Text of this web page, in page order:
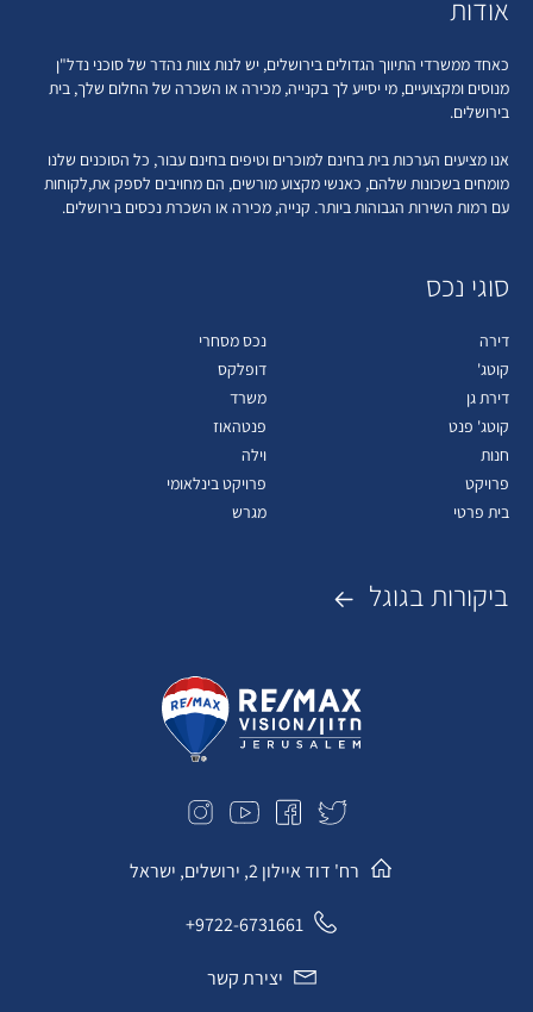
אודות
כאחד ממשרדי התיווך הגדולים בירושלים, יש לנות צוות נהדר של סוכני נדל"ן
מנוסים ומקצועיים, מי יסייע לך בקנייה, מכירה או השכרה של החלום שלך, בית
בירושלים.
אנו מציעים הערכות בית בחינם למוכרים וטיפים בחינם עבור, כל הסוכנים שלנו
מומחים בשכונות שלהם, כאנשי מקצוע מורשים, הם מחויבים לספק את,לקוחות
עם רמות השירות הגבוהות ביותר. קנייה, מכירה או השכרת נכסים בירושלים.
סוגי נכס
דירה
נכס מסחרי
קוטג'
דופלקס
דירת גן
משרד
קוטג' פנט
פנטהאוז
חנות
וילה
פרויקט
פרויקט בינלאומי
בית פרטי
מגרש
ביקורות בגוגל
רח' דוד איילון 2, ירושלים, ישראל
9722-6731661+
יצירת קשר